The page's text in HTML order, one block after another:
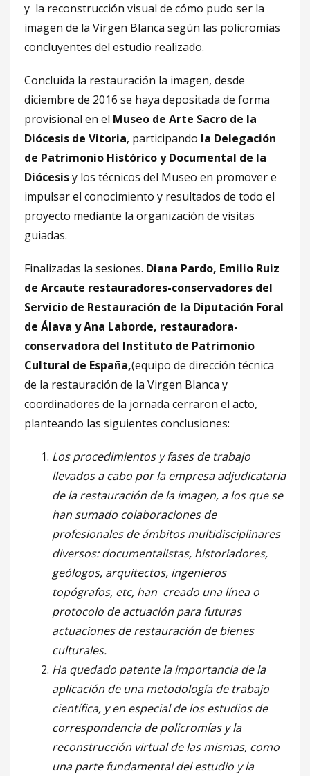
y la reconstrucción visual de cómo pudo ser la
imagen de la Virgen Blanca según las policromías
concluyentes del estudio realizado.
Concluida la restauración la imagen, desde
diciembre de 2016 se haya depositada de forma
provisional en el Museo de Arte Sacro de la
Diócesis de Vitoria, participando la Delegación
de Patrimonio Histórico y Documental de la
Diócesisy los técnicos del Museo en promover e
impulsar el conocimiento y resultados de todo el
proyecto mediante la organización de visitas
guiadas.
Finalizadas la sesiones. Diana Pardo, Emilio Ruiz
de Arcaute restauradores-conservadores del
Servicio de Restauración de la Diputación Foral
de Álava y Ana Laborde, restauradora-
conservadora del Instituto de Patrimonio
Cultural de España,(equipo de dirección técnica
de la restauración de la Virgen Blanca y
coordinadores de la jornada cerraron el acto,
planteando las siguientes conclusiones:
Los procedimientos y fases de trabajo
llevados a cabo por la empresa adjudicataria
de la restauración de la imagen, a los que se
han sumado colaboraciones de
profesionales de ámbitos multidisciplinares
diversos: documentalistas, historiadores,
geólogos, arquitectos, ingenieros
topógrafos, etc, han creado una línea o
protocolo de actuación para futuras
actuaciones de restauración de bienes
culturales.
Ha quedado patente la importancia de la
aplicación de una metodología de trabajo
científica, y en especial de los estudios de
correspondencia de policromías y la
reconstrucción virtual de las mismas, como
una parte fundamental del estudio y la